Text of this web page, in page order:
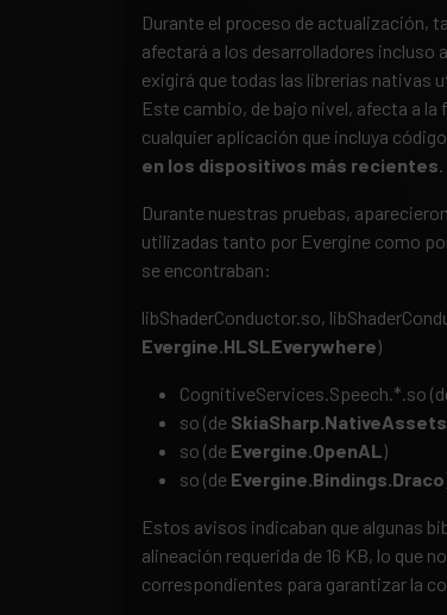
Durante el proceso de actualización,
afectará a los desarrolladores incluso
exigirá que todas las librerías nativas
Este cambio, de bajo nivel, afecta a la
cualquier aplicación que incluya
en los dispositivos más recientes.
Durante nuestras pruebas,
utilizadas tanto por Evergine como
se encontraban:
libShaderConductor.so,
Evergine.HLSLEverywhere)
CognitiveServices.Speech.*.so
so (de
so (de Evergine.OpenAL)
so (de Evergine.Bindings.Draco
Estos avisos indicaban que algunas
alineación requerida de 16 KB, lo que
correspondientes para garantizar la